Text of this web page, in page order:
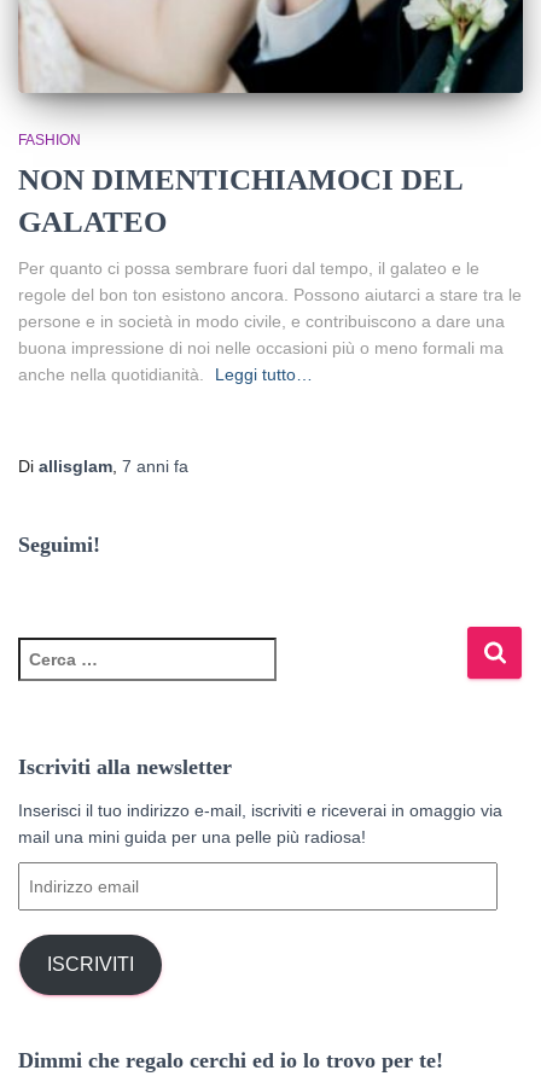
FASHION
NON DIMENTICHIAMOCI DEL
GALATEO
Per quanto ci possa sembrare fuori dal tempo, il galateo e le
regole del bon ton esistono ancora. Possono aiutarci a stare tra le
persone e in società in modo civile, e contribuiscono a dare una
buona impressione di noi nelle occasioni più o meno formali ma
anche nella quotidianità.
Leggi tutto…
Di allisglam 7 anni fa
Seguimi!
i
r
a
p
e
:
Iscriviti alla newsletter
Inserisci il tuo indirizzo e-mail, iscriviti e riceverai in omaggio via
mail una mini guida per una pelle più radiosa!
i
r
z
ISCRIVITI
Dimmi che regalo cerchi ed io lo trovo per te!